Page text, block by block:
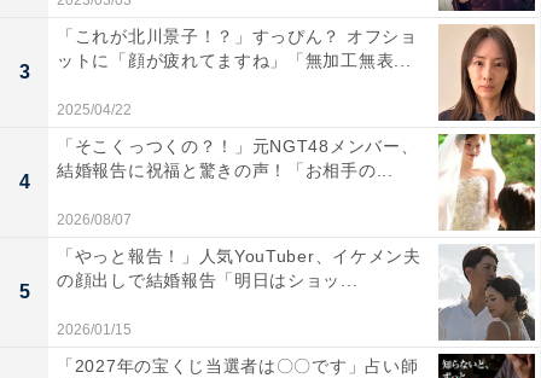
3
「これが北川景子！？」すっぴん？ オフショ
ットに「顔が疲れてますね」「無加工無表...
2025/04/22
4
「そこくっつくの？！」元NGT48メンバー、
結婚報告に祝福と驚きの声！「お相手の...
2026/08/07
5
「やっと報告！」人気YouTuber、イケメン夫
の顔出しで結婚報告「明日はショッ...
2026/01/15
「2027年の宝くじ当選者は〇〇です」占い師